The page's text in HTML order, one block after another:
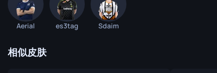
Aerial es3tag Sdaim
相似皮肤